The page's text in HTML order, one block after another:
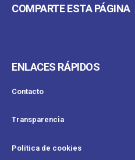
COMPARTE ESTA PÁGINA
ENLACES RÁPIDOS
Contacto
Transparencia
Política de cookies